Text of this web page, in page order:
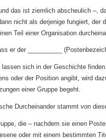
das ist ziemlich abscheulich –,
nicht als derjenige fungiert, der
Teil einer Organisation
er der __________
lassen sich in der Geschichte
oder der Position angibt, wird
einer Gruppe begeht.
Durcheinander stammt von
die – nachdem sie einen
oder mit einem bestimmten